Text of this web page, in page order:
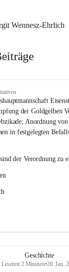
Wennesz-Ehrlich
der Goldgelben
Anordnung von
in festgelegten
der Verordnung zu
Geschichte
Lesezeit 2 Minuten•28. Jan.